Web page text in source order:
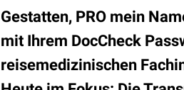
Gestatten, PRO mein
mit Ihrem DocCheck
reisemedizinischen